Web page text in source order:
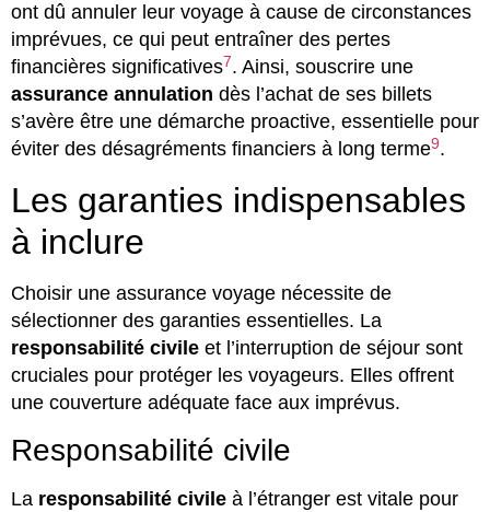
ont dû annuler leur voyage à cause de circonstances
imprévues, ce qui peut entraîner des pertes
financières significatives7. Ainsi, souscrire une
assurance annulation dès l’achat de ses billets
s’avère être une démarche proactive, essentielle pour
éviter des désagréments financiers à long terme9.
Les garanties indispensables
à inclure
Choisir une assurance voyage nécessite de
sélectionner des garanties essentielles. La
responsabilité civile et l’interruption de séjour sont
cruciales pour protéger les voyageurs. Elles offrent
une couverture adéquate face aux imprévus.
Responsabilité civile
La responsabilité civile à l’étranger est vitale pour